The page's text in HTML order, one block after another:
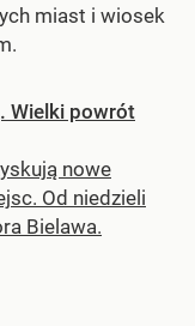
miast i wiosek
Wielki powrót
nowe
Od niedzieli
Bielawa.